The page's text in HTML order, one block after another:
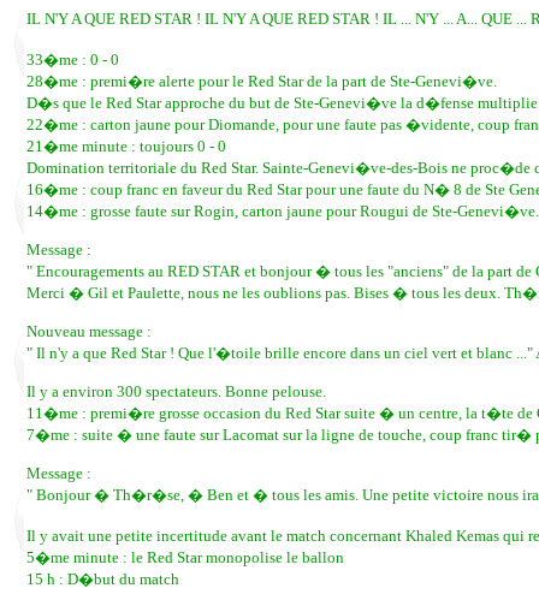
IL N'Y A QUE RED STAR ! IL N'Y A QUE RED STAR ! IL ... N'Y ... A... QUE ...
33�me : 0 - 0
28�me : premi�re alerte pour le Red Star de la part de Ste-Genevi�ve.
D�s que le Red Star approche du but de Ste-Genevi�ve la d�fense multiplie
22�me : carton jaune pour Diomande, pour une faute pas �vidente, coup
21�me minute : toujours 0 - 0
Domination territoriale du Red Star. Sainte-Genevi�ve-des-Bois ne proc�de
16�me : coup franc en faveur du Red Star pour une faute du N� 8 de Ste
14�me : grosse faute sur Rogin, carton jaune pour Rougui de Ste-Genevi�ve.
Message :
" Encouragements au RED STAR et bonjour � tous les "anciens" de la part
Merci � Gil et Paulette, nous ne les oublions pas. Bises � tous les deux.
Nouveau message :
" Il n'y a que Red Star ! Que l'�toile brille encore dans un ciel vert et blanc ..."
Il y a environ 300 spectateurs. Bonne pelouse.
11�me : premi�re grosse occasion du Red Star suite � un centre, la t�te
7�me : suite � une faute sur Lacomat sur la ligne de touche, coup franc tir�
Message :
" Bonjour � Th�r�se, � Ben et � tous les amis. Une petite victoire nous
Il y avait une petite incertitude avant le match concernant Khaled Kemas qui
5�me minute : le Red Star monopolise le ballon
15 h : D�but du match